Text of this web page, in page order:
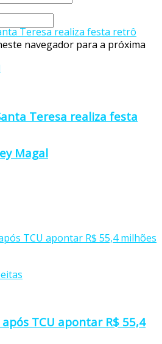
Teresa realiza festa
Magal
TCU apontar R$ 55,4
navegador para a próxima